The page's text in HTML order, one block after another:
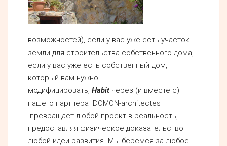
возможностей), если у вас уже есть участок
земли для строительства собственного дома,
если у вас уже есть собственный дом,
который вам нужно
модифицировать, Habit через (и вместе с)
нашего партнера DOMON-architectes
превращает любой проект в реальность,
предоставляя физическое доказательство
любой идеи развития. Мы беремся за любое